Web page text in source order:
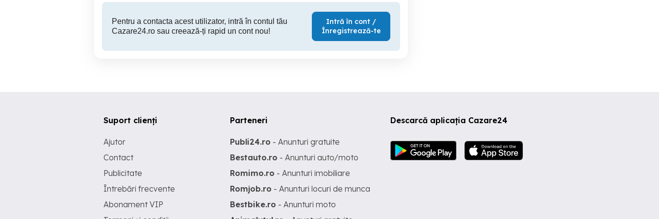
Pentru a contacta acest utilizator, intră în contul tău
Cazare24.ro sau creează-ți rapid un cont nou!
Intră în cont /
Înregistrează-te
Descarcă aplicația Cazare24
Suport clienți
Ajutor
Contact
Publicitate
Întrebări frecvente
Abonament VIP
Parteneri
Publi24.ro - Anunturi gratuite
Bestauto.ro - Anunturi auto/moto
Romimo.ro - Anunturi imobiliare
Romjob.ro - Anunturi locuri de munca
Bestbike.ro - Anunturi moto